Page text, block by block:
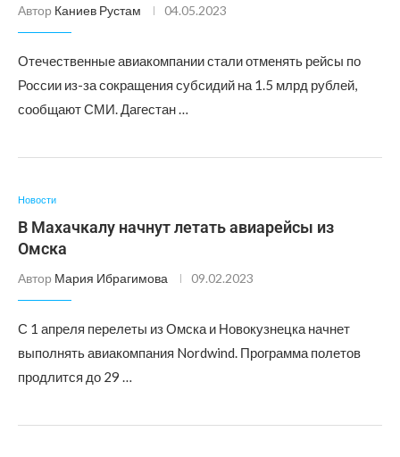
Автор Каниев Рустам 04.05.2023
Отечественные авиакомпании стали отменять рейсы по
России из-за сокращения субсидий на 1.5 млрд рублей,
сообщают СМИ. Дагестан …
Новости
В Махачкалу начнут летать авиарейсы из
Омска
Автор Мария Ибрагимова 09.02.2023
С 1 апреля перелеты из Омска и Новокузнецка начнет
выполнять авиакомпания Nordwind. Программа полетов
продлится до 29 …